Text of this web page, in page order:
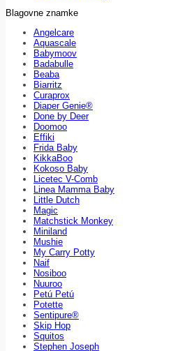
Blagovne znamke
Angelcare
Aquascale
Babymoov
Badabulle
Beaba
Biarritz
Curaprox
Diaper Genie®
Done by Deer
Doomoo
Effiki
Frida Baby
KikkaBoo
Kokoso Baby
Licetec V-Comb
Linea Mamma Baby
Little Dutch
Magic
Matchstick Monkey
Miniland
Mushie
My Carry Potty
Naif
Nosiboo
Nuuroo
Petú Petú
Potette
Sentipure®
Skip Hop
Squitos
Stephen Joseph